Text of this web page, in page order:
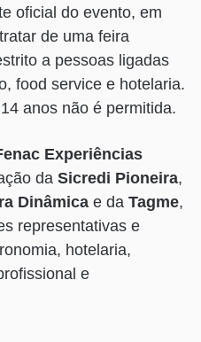
oficial do evento, em
de uma feira
a pessoas ligadas
food service e hotelaria.
anos não é permitida.
Experiências
da Sicredi Pioneira,
Dinâmica e da Tagme,
representativas e
hotelaria,
e